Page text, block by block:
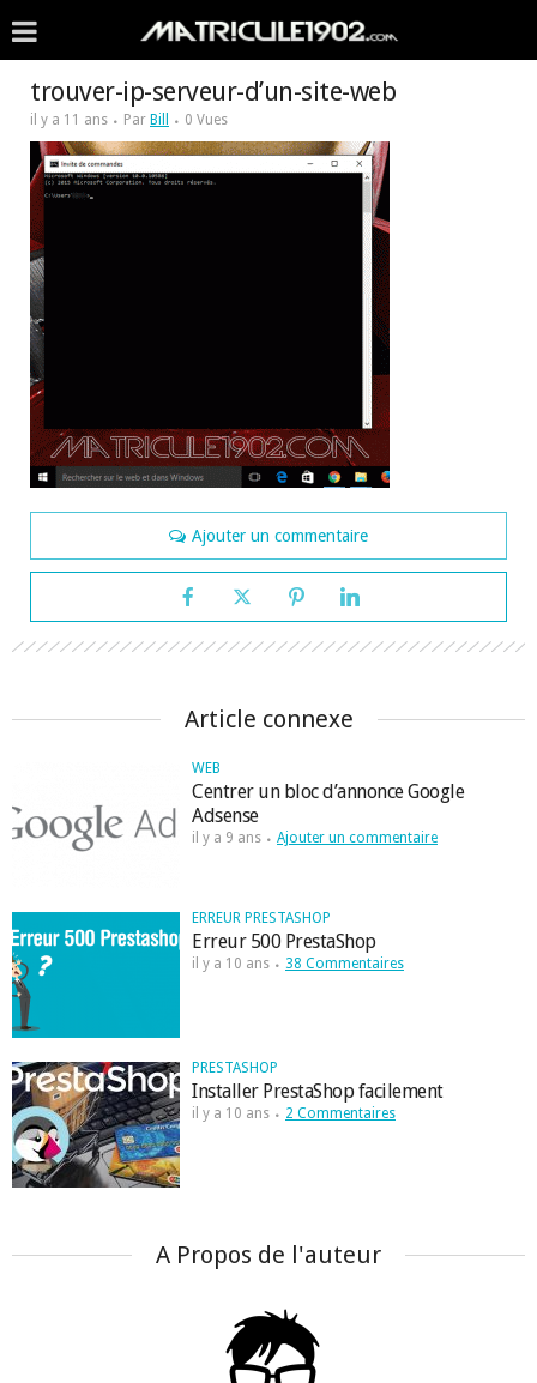
trouver-ip-serveur-d’un-site-web
il y a 11 ans Par Bill 0 Vues
Ajouter un commentaire
Article connexe
WEB
Centrer un bloc d’annonce Google
Adsense
il y a 9 ans Ajouter un commentaire
ERREUR PRESTASHOP
Erreur 500 PrestaShop
il y a 10 ans 38 Commentaires
PRESTASHOP
Installer PrestaShop facilement
il y a 10 ans 2 Commentaires
A Propos de l'auteur